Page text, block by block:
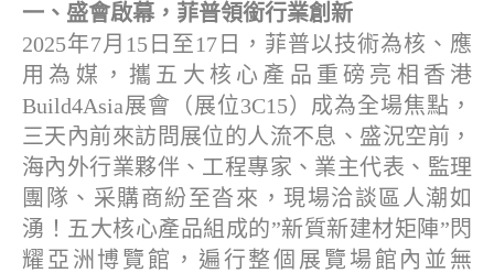
一、盛會啟幕，菲普領銜行業創新
2025年7月15日至17日，菲普以技術為核、應
用為媒，攜五大核心產品重磅亮相香港
Build4Asia展會（展位3C15）成為全場焦點，
三天內前來訪問展位的人流不息、盛況空前，
海內外行業夥伴、工程專家、業主代表、監理
團隊、采購商紛至沓來，現場洽談區人潮如
湧！五大核心產品組成的”新質新建材矩陣”閃
耀亞洲博覽館，遍行整個展覽場館內並無